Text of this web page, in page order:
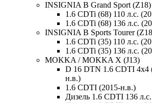
INSIGNIA B Grand Sport (Z18)
1.6 CDTi (68) 110 л.с.
1.6 CDTi (68) 136 л.с.
INSIGNIA B Sports Tourer
1.6 CDTi (35) 110 л.с.
1.6 CDTi (35) 136 л.с.
MOKKA / MOKKA X (J13)
D 16 DTN 1.6 CDTI 4x4
н.в.)
1.6 CDTI (2015-н.в.)
Дизель 1.6 CDTI 136